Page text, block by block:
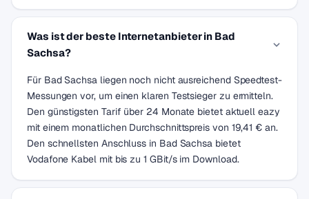
Was ist der beste Internetanbieter in Bad
Sachsa?
Für Bad Sachsa liegen noch nicht ausreichend Speedtest-
Messungen vor, um einen klaren Testsieger zu ermitteln.
Den günstigsten Tarif über 24 Monate bietet aktuell eazy
mit einem monatlichen Durchschnittspreis von 19,41 € an.
Den schnellsten Anschluss in Bad Sachsa bietet
Vodafone Kabel mit bis zu 1 GBit/s im Download.